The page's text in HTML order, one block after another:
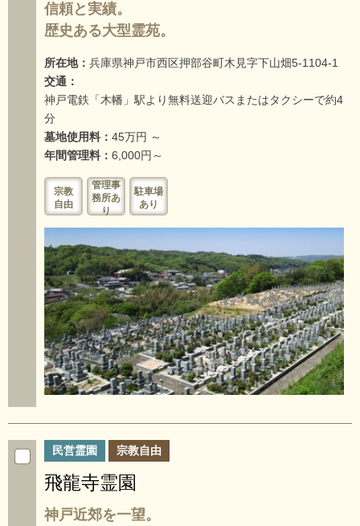
信頼と実績。
歴史ある大型霊苑。
所在地： 兵庫県神戸市西区押部谷町木見字下山畑5-1104-1
交通：
神戸電鉄「木幡」駅より無料送迎バスまたはタクシーで約4
分
墓地使用料： 45万円 ～
年間管理料： 6,000円～
宗教
自由
管理事
務所あ
り
駐車場
あり
民営霊園 宗教自由
飛龍寺霊園
神戸近郊を一望。